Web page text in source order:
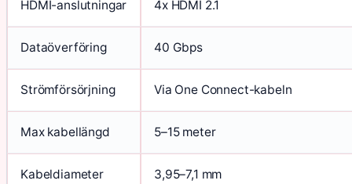
HDMI-anslutningar 4x HDMI 2.1
Dataöverföring 40 Gbps
Strömförsörjning Via One Connect-kabeln
Max kabellängd 5–15 meter
Kabeldiameter 3,95–7,1 mm